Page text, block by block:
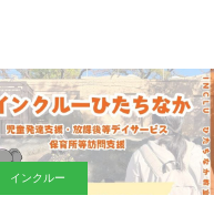
インクルー